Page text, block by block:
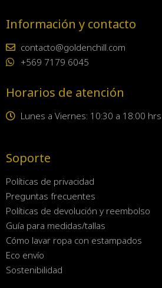
Información y contacto
contacto@goldenchill.com
+569 7179 6045
Horarios de atención
Lunes a Viernes: 10:30 a 18:00 hrs
Soporte
Políticas de privacidad
Preguntas frecuentes
Políticas de devolución y reembolso
Guía para medidas/tallas
Cómo lavar ropa con estampados
Eco envío
Sostenibilidad